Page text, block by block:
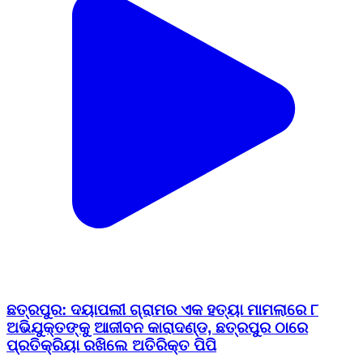
ଛତ୍ରପୁର: ଦୟାପଲୀ ଗ୍ରାମର ଏକ ହତ୍ୟା ମାମଲାରେ ୮
ଅଭିଯୁକ୍ତଙ୍କୁ ଆଜୀବନ କାରାଦଣ୍ଡ, ଛତ୍ରପୁର ଠାରେ
ପ୍ରତିକ୍ରିୟା ରଖିଲେ ଅତିରିକ୍ତ ପିପି